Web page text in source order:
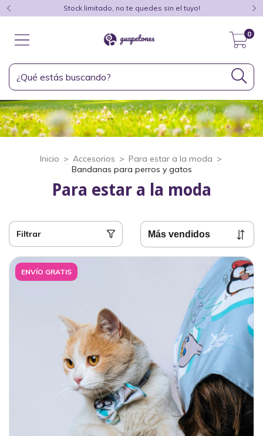
Stock limitado, no te quedes sin el tuyo!
0
Inicio > Accesorios > Para estar a la moda >
Bandanas para perros y gatos
Para estar a la moda
Filtrar
ENVÍO GRATIS